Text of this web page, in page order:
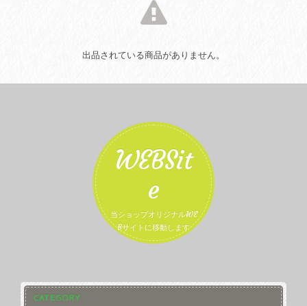
出品されている商品がありません。
WEBSit
e
当ショップオリジナルWE
Bサイトに移動します
CATEGORY